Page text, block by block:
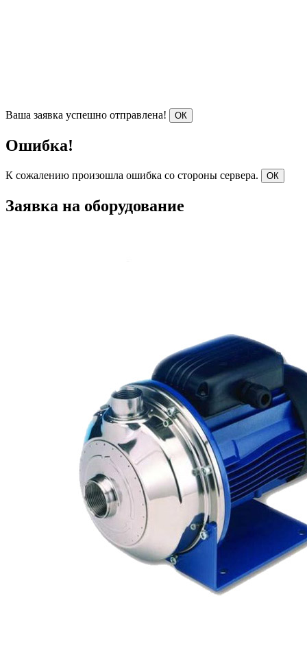
Ваша заявка успешно отправлена! ОК
Ошибка!
К сожалению произошла ошибка со стороны сервера. ОК
Заявка на оборудование